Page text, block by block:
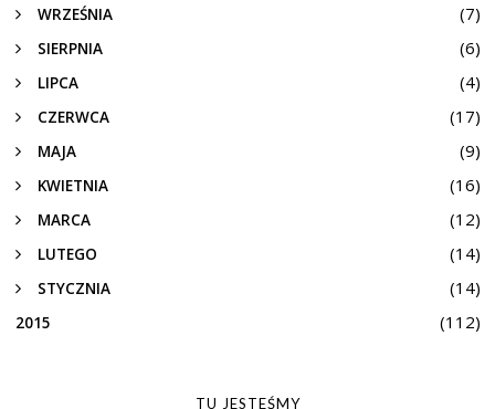
WRZEŚNIA (7)
SIERPNIA (6)
LIPCA (4)
CZERWCA (17)
MAJA (9)
KWIETNIA (16)
MARCA (12)
LUTEGO (14)
STYCZNIA (14)
2015 (112)
TU JESTEŚMY